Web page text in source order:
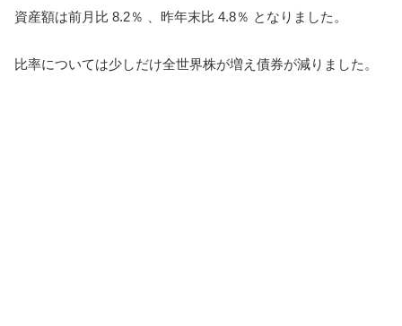
資産額は前月比 8.2％ 、昨年末比 4.8％ となり ました。
比率については少しだけ全世界株が増え債券が減りました。